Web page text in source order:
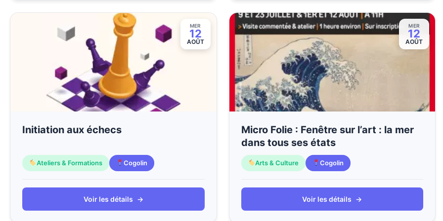
MER
12
AOÛT
Initiation aux échecs
Ateliers & Formations Cogolin
Voir les détails →
MER
12
AOÛT
Micro Folie : Fenêtre sur l’art : la mer
dans tous ses états
Arts & Culture Cogolin
Voir les détails →